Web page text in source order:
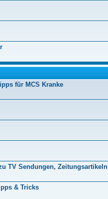
für MCS Kranke
TV Sendungen, Zeitungsartikeln
& Tricks